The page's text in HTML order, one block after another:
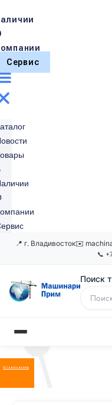
Сервис
📍 г. Владивосток✉️
📞
Поиск
Оставить заявку